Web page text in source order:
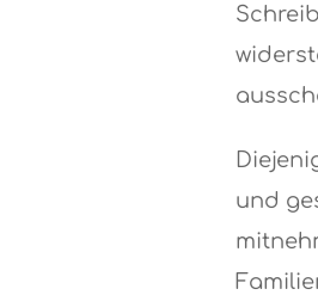
und